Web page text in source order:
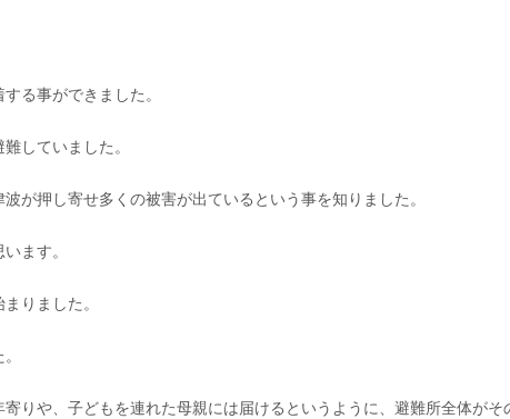
る事ができました。
していました。
が押し寄せ多くの被害が出ているという事を知りました。
ます。
りました。
りや、子どもを連れた母親には届けるというように、避難所全体が